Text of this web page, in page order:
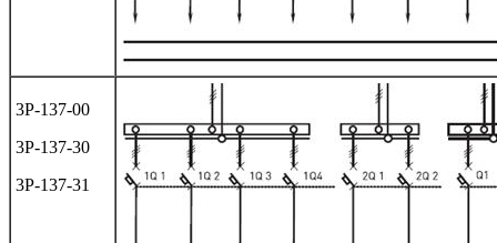
3Р-137-00
3Р-137-30
3Р-137-31